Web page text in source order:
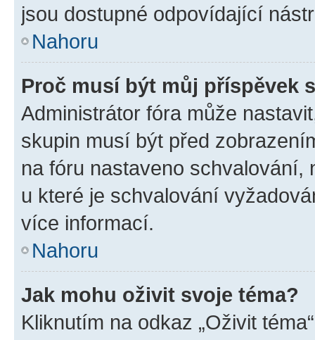
jsou dostupné odpovídající
Nahoru
Proč musí být můj příspěvek
Administrátor fóra může
skupin musí být před
na fóru nastaveno schvalování,
u které je schvalování
více informací.
Nahoru
Jak mohu oživit svoje téma?
Kliknutím na odkaz „Oživit